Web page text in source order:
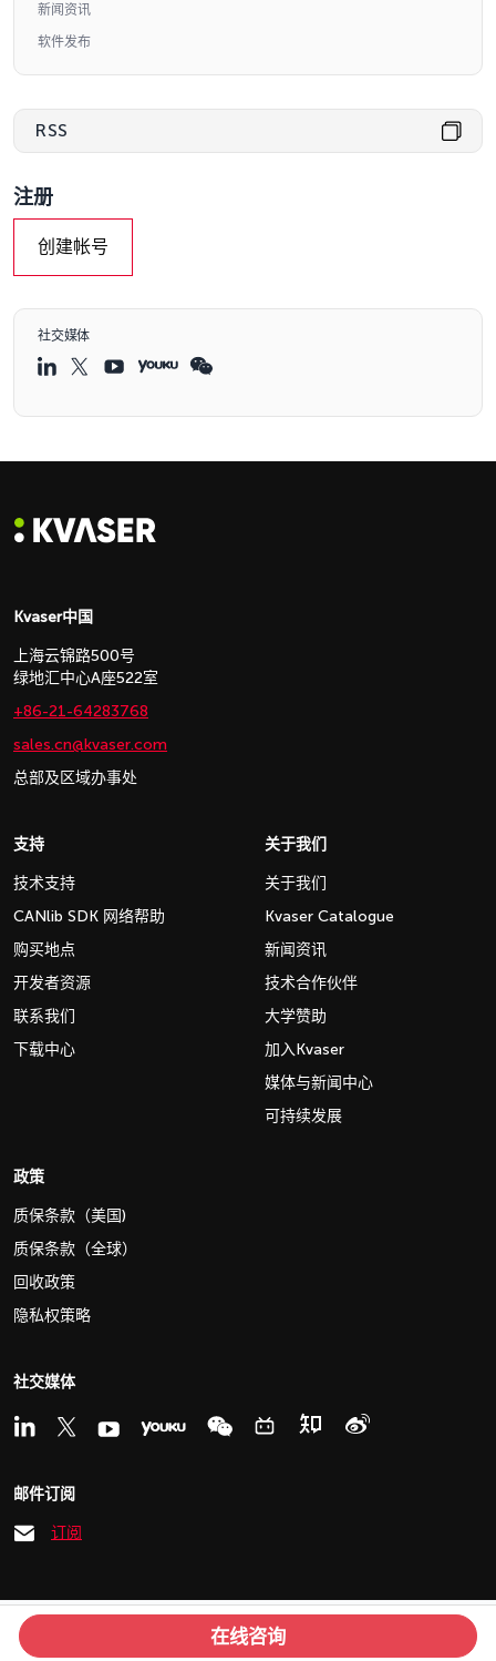
新闻资讯
软件发布
RSS
注册
创建帐号
社交媒体
Kvaser中国
上海云锦路500号
绿地汇中心A座522室
+86-21-64283768
sales.cn@kvaser.com
总部及区域办事处
支持
技术支持
CANlib SDK 网络帮助
购买地点
开发者资源
联系我们
下载中心
关于我们
关于我们
Kvaser Catalogue
新闻资讯
技术合作伙伴
大学赞助
加入Kvaser
媒体与新闻中心
可持续发展
政策
质保条款（美国)
质保条款（全球）
回收政策
隐私权策略
社交媒体
邮件订阅
订阅
© 2026 Kvaser 沪ICP备15033759号
在线咨询